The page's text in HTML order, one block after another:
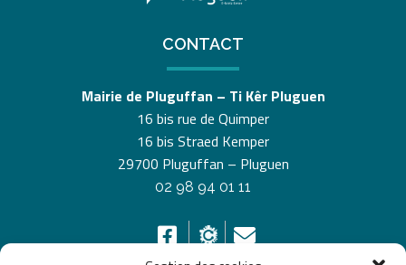
CONTACT
Mairie de Pluguffan – Ti Kêr Pluguen
16 bis rue de Quimper
16 bis Straed Kemper
29700 Pluguffan – Pluguen
02 98 94 01 11